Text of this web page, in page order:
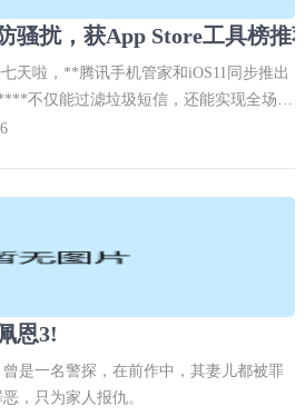
骚扰，获App Store工具榜推
天啦，**腾讯手机管家和iOS11同步推出
不仅能过滤垃圾短信，还能实现全场景
恩3!
是一名警探，在前作中，其妻儿都被罪
，只为家人报仇。